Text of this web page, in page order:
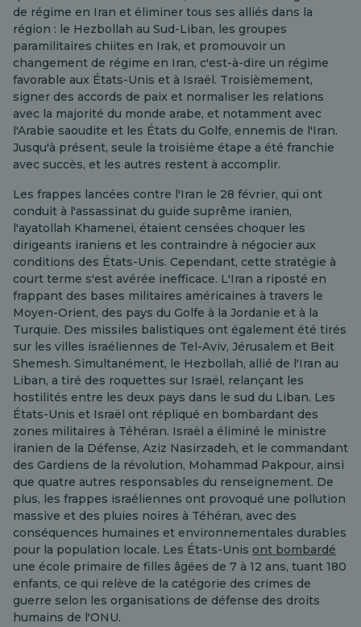
de régime en Iran et éliminer tous ses alliés dans la
région : le Hezbollah au Sud-Liban, les groupes
paramilitaires chiites en Irak, et promouvoir un
changement de régime en Iran, c'est-à-dire un régime
favorable aux États-Unis et à Israël. Troisièmement,
signer des accords de paix et normaliser les relations
avec la majorité du monde arabe, et notamment avec
l'Arabie saoudite et les États du Golfe, ennemis de l'Iran.
Jusqu'à présent, seule la troisième étape a été franchie
avec succès, et les autres restent à accomplir.
Les frappes lancées contre l'Iran le 28 février, qui ont
conduit à l'assassinat du guide suprême iranien,
l'ayatollah Khamenei, étaient censées choquer les
dirigeants iraniens et les contraindre à négocier aux
conditions des États-Unis. Cependant, cette stratégie à
court terme s'est avérée inefficace. L'Iran a riposté en
frappant des bases militaires américaines à travers le
Moyen-Orient, des pays du Golfe à la Jordanie et à la
Turquie. Des missiles balistiques ont également été tirés
sur les villes israéliennes de Tel-Aviv, Jérusalem et Beit
Shemesh. Simultanément, le Hezbollah, allié de l'Iran au
Liban, a tiré des roquettes sur Israël, relançant les
hostilités entre les deux pays dans le sud du Liban. Les
États-Unis et Israël ont répliqué en bombardant des
zones militaires à Téhéran. Israël a éliminé le ministre
iranien de la Défense, Aziz Nasirzadeh, et le commandant
des Gardiens de la révolution, Mohammad Pakpour, ainsi
que quatre autres responsables du renseignement. De
plus, les frappes israéliennes ont provoqué une pollution
massive et des pluies noires à Téhéran, avec des
conséquences humaines et environnementales durables
pour la population locale. Les États-Unis ont bombardé
une école primaire de filles âgées de 7 à 12 ans, tuant 180
enfants, ce qui relève de la catégorie des crimes de
guerre selon les organisations de défense des droits
humains de l'ONU.